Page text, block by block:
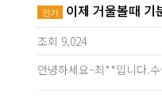
인기 이제 거울볼때
조회 9,024
안녕하세요~최**입니다.